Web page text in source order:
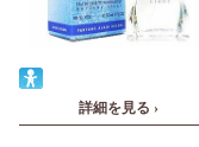
詳細を見る ›